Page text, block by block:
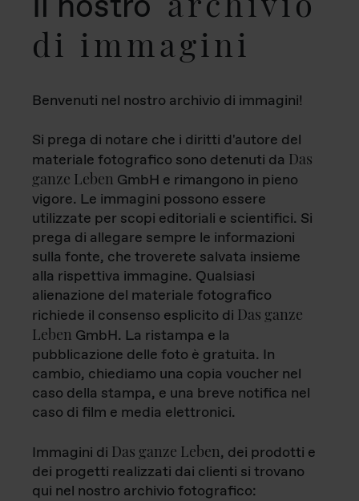
di immagini
Benvenuti nel nostro archivio di immagini!
Si prega di notare che i diritti d'autore del
materiale fotografico sono detenuti da Das
ganze Leben GmbH e rimangono in pieno
vigore. Le immagini possono essere
utilizzate per scopi editoriali e scientifici. Si
prega di allegare sempre le informazioni
sulla fonte, che troverete salvata insieme
alla rispettiva immagine. Qualsiasi
alienazione del materiale fotografico
richiede il consenso esplicito di Das ganze
Leben GmbH. La ristampa e la
pubblicazione delle foto è gratuita. In
cambio, chiediamo una copia voucher nel
caso della stampa, e una breve notifica nel
caso di film e media elettronici.
Immagini di Das ganze Leben, dei prodotti e
dei progetti realizzati dai clienti si trovano
qui nel nostro archivio fotografico: